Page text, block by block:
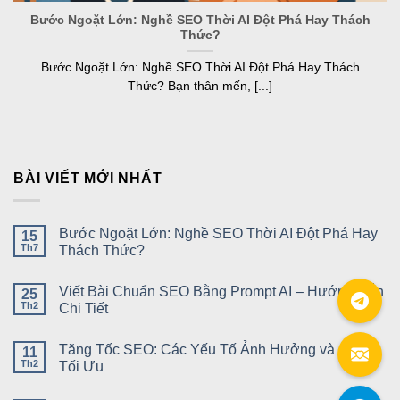
Bước Ngoặt Lớn: Nghề SEO Thời AI Đột Phá Hay Thách
Thức?
Bước Ngoặt Lớn: Nghề SEO Thời AI Đột Phá Hay Thách
Thức? Bạn thân mến, [...]
BÀI VIẾT MỚI NHẤT
15
Th7
Bước Ngoặt Lớn: Nghề SEO Thời AI Đột Phá Hay
Thách Thức?
25
Th2
Viết Bài Chuẩn SEO Bằng Prompt AI – Hướng Dẫn
Chi Tiết
11
Th2
Tăng Tốc SEO: Các Yếu Tố Ảnh Hưởng và Cách
Tối Ưu